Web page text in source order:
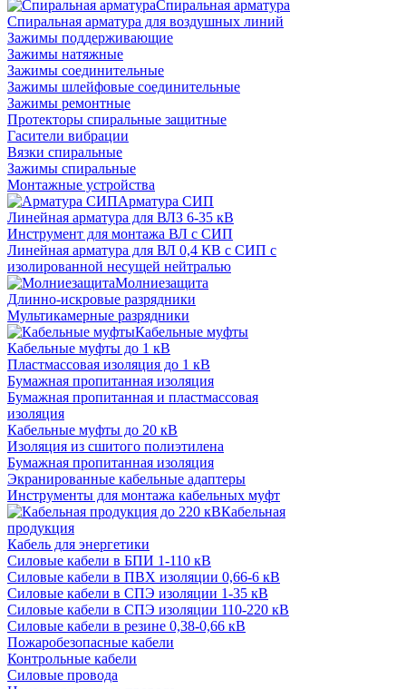
Спиральная арматура
Спиральная арматура для воздушных линий
Зажимы поддерживающие
Зажимы натяжные
Зажимы соединительные
Зажимы шлейфовые соединительные
Зажимы ремонтные
Протекторы спиральные защитные
Гасители вибрации
Вязки спиральные
Зажимы спиральные
Монтажные устройства
Арматура СИП
Линейная арматура для ВЛЗ 6-35 кВ
Инструмент для монтажа ВЛ с СИП
Линейная арматура для ВЛ 0,4 КВ с СИП с
изолированной несущей нейтралью
Молниезащита
Длинно-искровые разрядники
Мультикамерные разрядники
Кабельные муфты
Кабельные муфты до 1 кВ
Пластмассовая изоляция до 1 кВ
Бумажная пропитанная изоляция
Бумажная пропитанная и пластмассовая
изоляция
Кабельные муфты до 20 кВ
Изоляция из сшитого полиэтилена
Бумажная пропитанная изоляция
Экранированные кабельные адаптеры
Инструменты для монтажа кабельных муфт
Кабельная
продукция
Кабель для энергетики
Cиловые кабели в БПИ 1-110 кВ
Силовые кабели в ПВХ изоляции 0,66-6 кВ
Силовые кабели в СПЭ изоляции 1-35 кВ
Силовые кабели в СПЭ изоляции 110-220 кВ
Силовые кабели в резине 0,38-0,66 кВ
Пожаробезопасные кабели
Контрольные кабели
Силовые провода